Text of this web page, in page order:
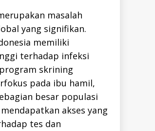
masalah
yang signifikan.
memiliki
terhadap infeksi
skrining
pada ibu hamil,
besar populasi
akses yang
tes dan